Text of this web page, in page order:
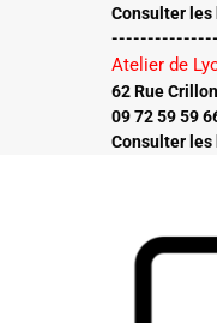
Consulter les
Atelier de
62 Rue
09 72 59 59
Consulter les